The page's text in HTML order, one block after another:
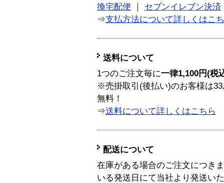
換宅配便
セブンイレブン決済
⇒支払方法について詳しくはこ
送料について
1つのご注文毎に一律1,100円(税
※売掛取引(後払い)のお客様は
無料！
⇒送料について詳しくはこちら
配送について
在庫がある場合のご注文につき
いる発送日にて当社より発送い